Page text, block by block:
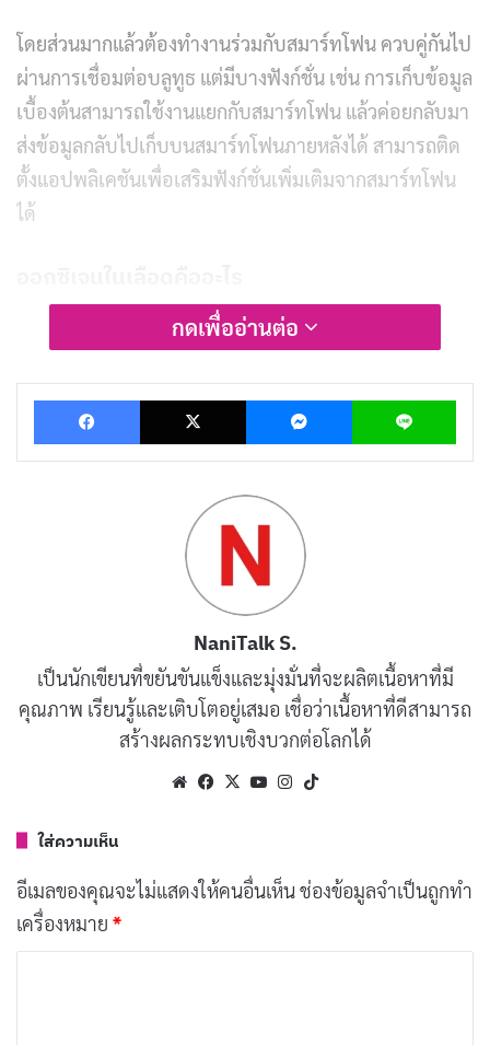
โดยส่วนมากแล้วต้องทํางานร่วมกับสมาร์ทโฟน ควบคู่กันไป
ผ่านการเชื่อมต่อบลูทูธ แต่มีบางฟังก์ชั่น เช่น การเก็บข้อมูล
เบื้องต้นสามารถใช้งานแยกกับสมาร์ทโฟน แล้วค่อยกลับมา
ส่งข้อมูลกลับไปเก็บบนสมาร์ทโฟนภายหลังได้ สามารถติด
ตั้งแอปพลิเคชันเพื่อเสริมฟังก์ชั่นเพิ่มเติมจากสมาร์ทโฟน
ได้
ระดับออกซิเจนในเลือดของคุณแสดงถึงเปอร์เซ็นต์ของ
ออกซิเจนที่เซลล์เม็ดเลือดแดงสามารถนำออกจากปอดไปสู่
ส่วนต่าง ๆ ของร่างกายได้ การทราบว่าเลือดของคุณ
สามารถทำหน้าที่ที่สำคัญนี้ได้ดีเพียงใดจะช่วยให้คุณเข้าใจ
ถึงสุขภาพโดยรวมของคุณเองได้
คนส่วนใหญ่จะมีระดับออกซิเจนในเลือดอยู่ที่ 95 – 100%
อย่างไรก็ตาม ยังมีคนบางกลุ่มที่สามารถดำเนินชีวิตตาม
ปกติได้โดยมีระดับออกซิเจนในเลือดต่ำกว่า 95% ค่าที่ต่ำ
กว่าปกติเล็กน้อยซึ่งวัดได้ขณะนอนหลับถือเป็นเรื่องปกติ
นอกจากนี้ ผู้ใช้บางรายอาจวัดค่าได้ต่ำกว่า 95% ด้วย
บทความที่เกี่ยวข้อง
1. Apple Watch Series 6
กดเพื่ออ่านต่อ
Facebook X Messenger Line
NaniTalk S.
เป็นนักเขียนที่ขยันขันแข็งและมุ่งมั่นที่จะผลิตเนื้อหาที่มี
คุณภาพ เรียนรู้และเติบโตอยู่เสมอ เชื่อว่าเนื้อหาที่ดีสามารถ
สร้างผลกระทบเชิงบวกต่อโลกได้
WebsiteFacebook
X YouTubeInstagram
ใส่ความเห็น
อีเมลของคุณจะไม่แสดงให้คนอื่นเห็น ช่องข้อมูลจำเป็นถูกทำ
เครื่องหมาย *